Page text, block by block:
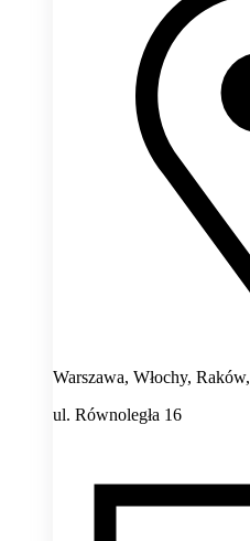
Warszawa, Włochy, Raków,
ul. Równoległa 16